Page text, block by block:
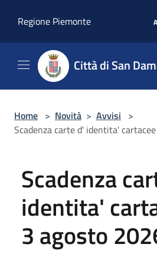
Regione Piemonte
Città di San
Home > Novità > Avvisi >
Scadenza carte d' identita'
Scadenza
identita'
3 agosto